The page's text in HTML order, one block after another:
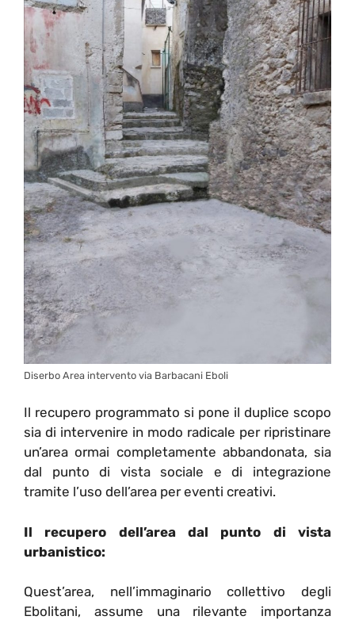
Diserbo Area intervento via Barbacani Eboli
Il recupero programmato si pone il duplice scopo
sia di intervenire in modo radicale per ripristinare
un’area ormai completamente abbandonata, sia
dal punto di vista sociale e di integrazione
tramite l’uso dell’area per eventi creativi.
Il recupero dell’area dal punto di vista
urbanistico:
Quest’area, nell’immaginario collettivo degli
Ebolitani, assume una rilevante importanza